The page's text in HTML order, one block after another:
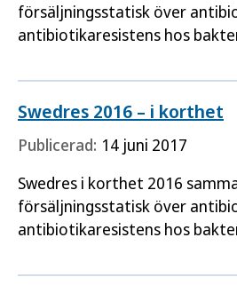
försäljningsstatisk över
antibiotikaresistens hos
Swedres 2016 – i korthet
Publicerad: 14 juni 2017
Swedres i korthet 2016
försäljningsstatisk över
antibiotikaresistens hos